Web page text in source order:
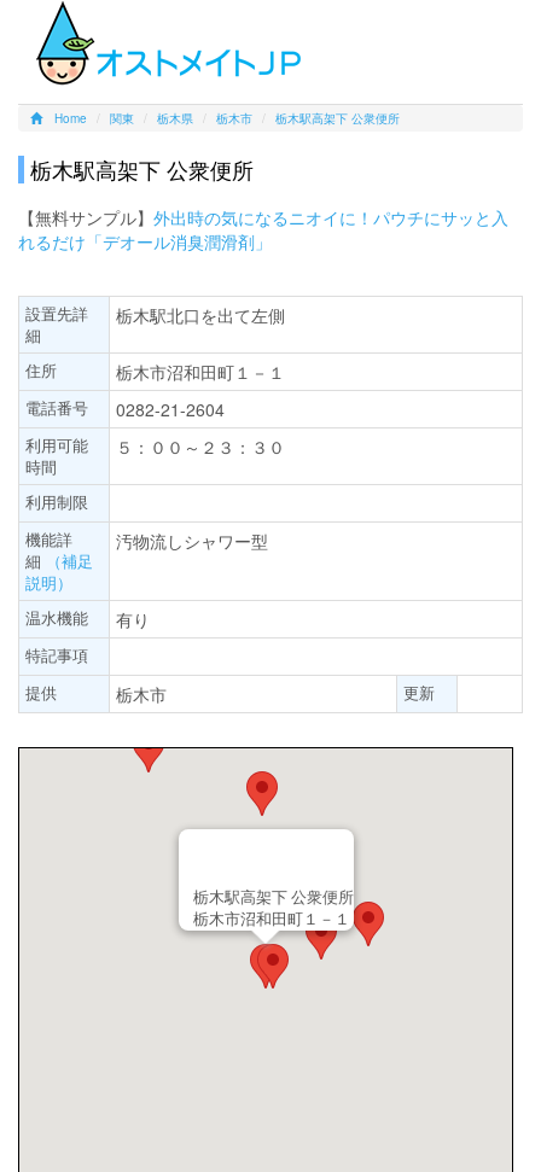
Home 関東 栃木県 栃木市 栃木駅高架下 公衆便所
栃木駅高架下 公衆便所
【無料サンプル】 外出時の気になるニオイに！パウチにサッと入
れるだけ「デオール消臭潤滑剤」
設置先詳
細
栃木駅北口を出て左側
住所 栃木市沼和田町１－１
電話番号 0282-21-2604
利用可能
時間
５：００～２３：３０
利用制限
機能詳
細
（補足
説明）
汚物流しシャワー型
温水機能 有り
特記事項
提供
栃木市 更新
栃木駅高架下 公衆便所
栃木市沼和田町１－１